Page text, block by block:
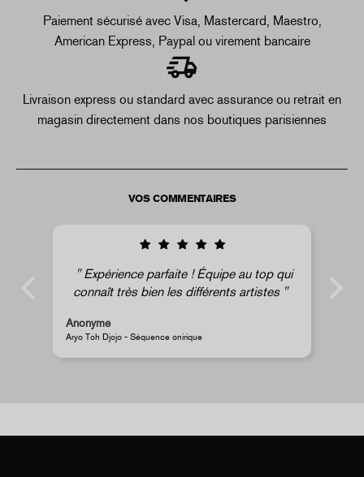
Paiement sécurisé avec Visa, Mastercard, Maestro,
American Express, Paypal ou virement bancaire
Livraison express ou standard avec assurance ou retrait en
magasin directement dans nos boutiques parisiennes
VOS COMMENTAIRES
Expérience parfaite ! Équipe au top qui
connaît très bien les différents artistes
Anonyme
Aryo Toh Djojo - Séquence onirique